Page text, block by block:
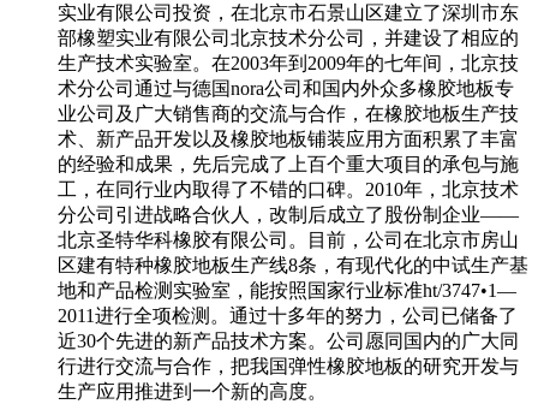
实业有限公司投资，在北京市石景山区建立了深圳市东
部橡塑实业有限公司北京技术分公司，并建设了相应的
生产技术实验室。在2003年到2009年的七年间，北京技
术分公司通过与德国nora公司和国内外众多橡胶地板专
业公司及广大销售商的交流与合作，在橡胶地板生产技
术、新产品开发以及橡胶地板铺装应用方面积累了丰富
的经验和成果，先后完成了上百个重大项目的承包与施
工，在同行业内取得了不错的口碑。2010年，北京技术
分公司引进战略合伙人，改制后成立了股份制企业——
北京圣特华科橡胶有限公司。目前，公司在北京市房山
区建有特种橡胶地板生产线8条，有现代化的中试生产基
地和产品检测实验室，能按照国家行业标准ht/3747•1—
2011进行全项检测。通过十多年的努力，公司已储备了
近30个先进的新产品技术方案。公司愿同国内的广大同
行进行交流与合作，把我国弹性橡胶地板的研究开发与
生产应用推进到一个新的高度。